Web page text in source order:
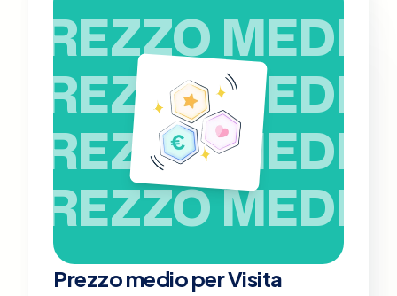
PREZZO MEDIO
PREZZO MEDIO
PREZZO MEDIO
PREZZO MEDIO
Prezzo medio per Visita